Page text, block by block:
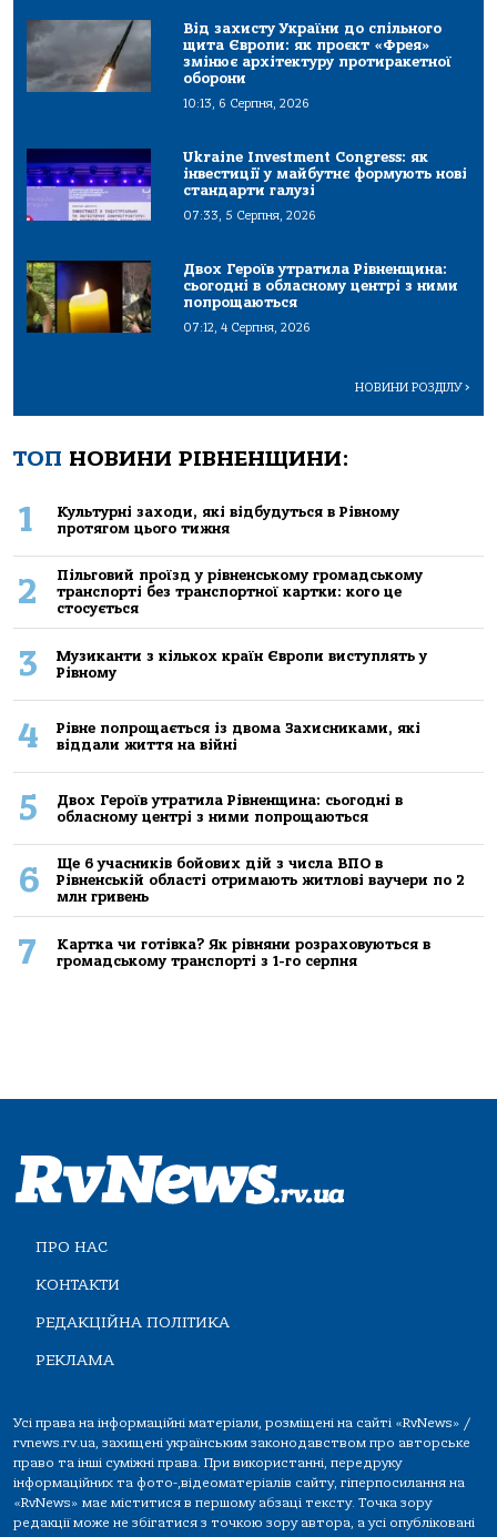
Від захисту України до спільного
щита Європи: як проєкт «Фрея»
змінює архітектуру протиракетної
оборони
10:13, 6 Серпня, 2026
Ukraine Investment Congress: як
інвестиції у майбутнє формують нові
стандарти галузі
07:33, 5 Серпня, 2026
Двох Героїв утратила Рівненщина:
сьогодні в обласному центрі з ними
попрощаються
07:12, 4 Серпня, 2026
НОВИНИ РОЗДІЛУ>
ТОП НОВИНИ РІВНЕНЩИНИ:
1
Культурні заходи, які відбудуться в Рівному
протягом цього тижня
2
Пільговий проїзд у рівненському громадському
транспорті без транспортної картки: кого це
стосується
3
Музиканти з кількох країн Європи виступлять у
Рівному
4
Рівне попрощається із двома Захисниками, які
віддали життя на війні
5
Двох Героїв утратила Рівненщина: сьогодні в
обласному центрі з ними попрощаються
6
Ще 6 учасників бойових дій з числа ВПО в
Рівненській області отримають житлові ваучери по 2
млн гривень
7
Картка чи готівка? Як рівняни розраховуються в
громадському транспорті з 1-го серпня
ПРО НАС
КОНТАКТИ
РЕДАКЦІЙНА ПОЛІТИКА
РЕКЛАМА
Усі права на інформаційні матеріали, розміщені на сайті «RvNews» /
rvnews.rv.ua, захищені українським законодавством про авторське
право та інші суміжні права. При використанні, передруку
інформаційних та фото-,відеоматеріалів сайту, гіперпосилання на
«RvNews» має міститися в першому абзаці тексту. Точка зору
редакції може не збігатися з точкою зору автора, а усі опубліковані